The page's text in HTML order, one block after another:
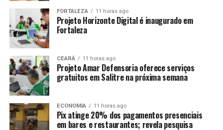
FORTALEZA 11 horas ago
Projeto Horizonte Digital é inaugurado em
Fortaleza
CEARÁ 11 horas ago
Projeto Amar Defensoria oferece serviços
gratuitos em Salitre na próxima semana
ECONOMIA 11 horas ago
Pix atinge 20% dos pagamentos presenciais
em bares e restaurantes; revela pesquisa